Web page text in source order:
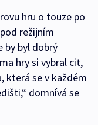
hru o touze po
režijním
by byl dobrý
hry si vybral cit,
která se v každém
domnívá se